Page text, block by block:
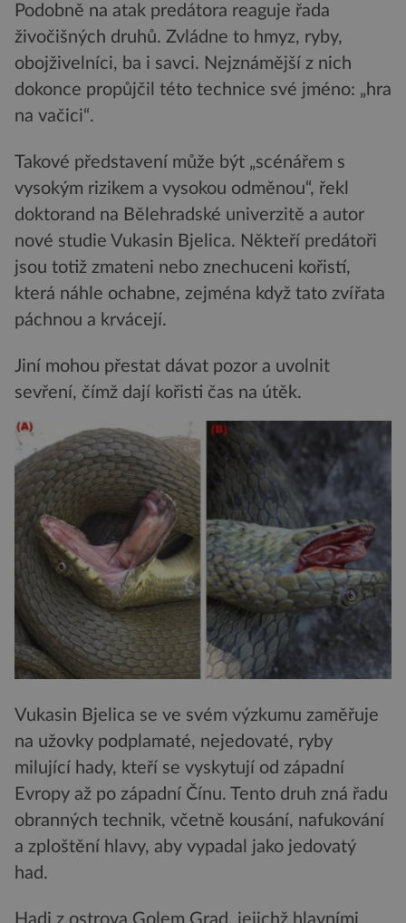
Podobně na atak predátora reaguje řada
živočišných druhů. Zvládne to hmyz, ryby,
obojživelníci, ba i savci. Nejznámější z nich
dokonce propůjčil této technice své jméno: „hra
na vačici“.
Takové představení může být „scénářem s
vysokým rizikem a vysokou odměnou“, řekl
doktorand na Bělehradské univerzitě a autor
nové studie Vukasin Bjelica. Někteří predátoři
jsou totiž zmateni nebo znechuceni kořistí,
která náhle ochabne, zejména když tato zvířata
páchnou a krvácejí.
Jiní mohou přestat dávat pozor a uvolnit
sevření, čímž dají kořisti čas na útěk.
Vukasin Bjelica se ve svém výzkumu zaměřuje
na užovky podplamaté, nejedovaté, ryby
milující hady, kteří se vyskytují od západní
Evropy až po západní Čínu. Tento druh zná řadu
obranných technik, včetně kousání, nafukování
a zploštění hlavy, aby vypadal jako jedovatý
had.